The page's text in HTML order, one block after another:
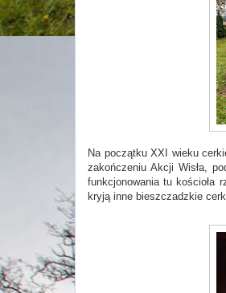
Na początku XXI wieku
zakończeniu Akcji Wisła,
funkcjonowania tu kościoła
kryją inne bieszczadzkie